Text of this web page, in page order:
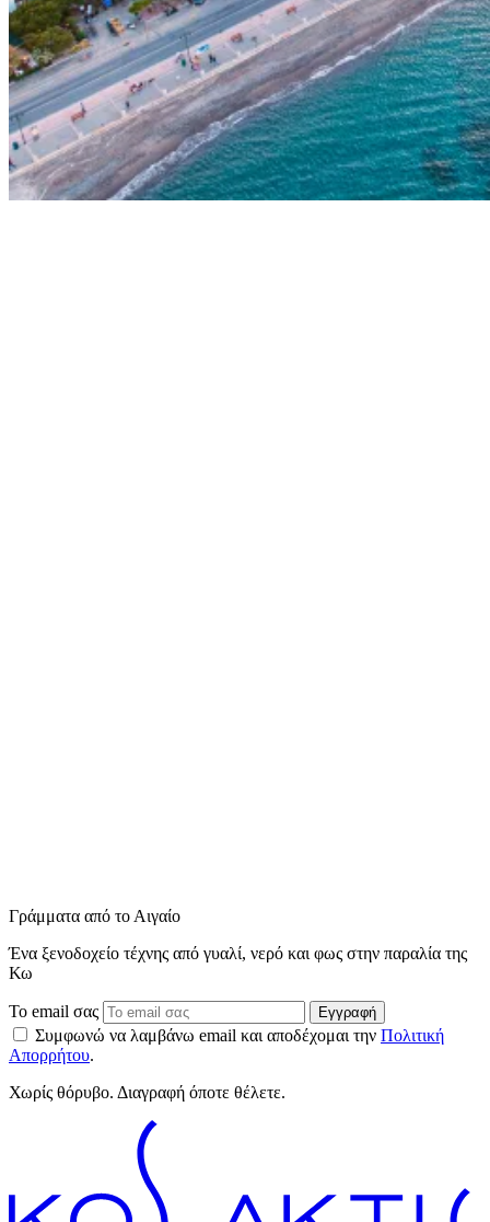
Γράμματα από το Αιγαίο
Ένα ξενοδοχείο τέχνης από γυαλί, νερό και φως στην παραλία της
Κω
Το email σας Εγγραφή
Συμφωνώ να λαμβάνω email και αποδέχομαι την Πολιτική
Απορρήτου.
Χωρίς θόρυβο. Διαγραφή όποτε θέλετε.